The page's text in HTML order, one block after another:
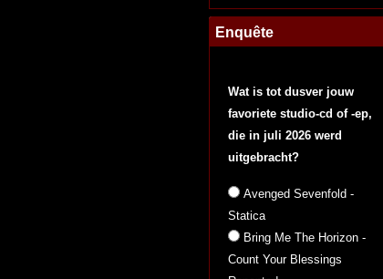
Enquête
Wat is tot dusver jouw
favoriete studio-cd of -ep,
die in juli 2026 werd
uitgebracht?
Avenged Sevenfold -
Statica
Bring Me The Horizon -
Count Your Blessings